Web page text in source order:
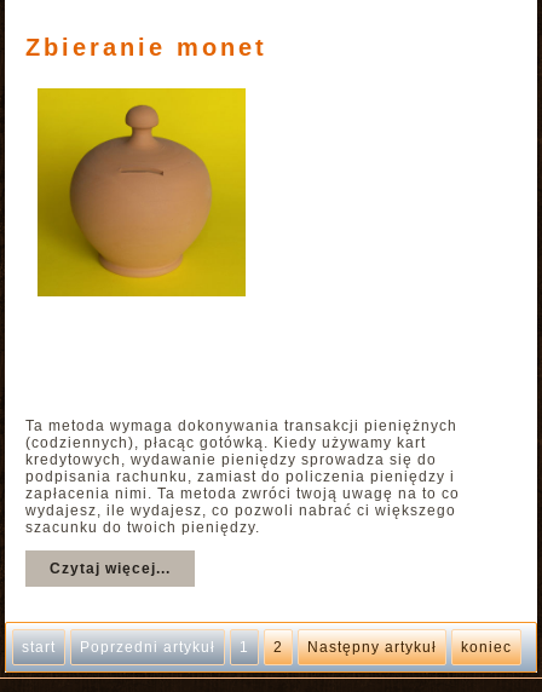
Zbieranie monet
Ta metoda wymaga dokonywania transakcji pieniężnych
(codziennych), płacąc gotówką. Kiedy używamy kart
kredytowych, wydawanie pieniędzy sprowadza się do
podpisania rachunku, zamiast do policzenia pieniędzy i
zapłacenia nimi. Ta metoda zwróci twoją uwagę na to co
wydajesz, ile wydajesz, co pozwoli nabrać ci większego
szacunku do twoich pieniędzy.
Czytaj więcej...
start Poprzedni artykuł 1 2 Następny artykuł koniec